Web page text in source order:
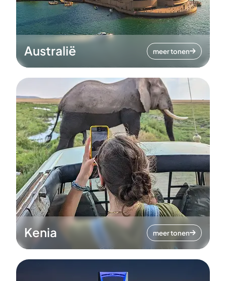
Australië meer tonen
Kenia meer tonen